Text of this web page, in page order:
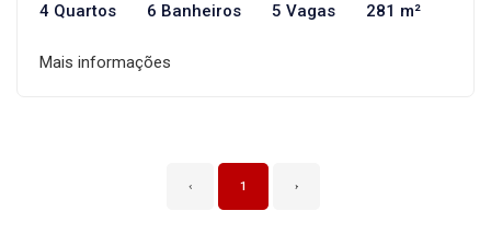
4 Quartos 6 Banheiros 5 Vagas 281 m²
Mais informações
‹ 1 ›